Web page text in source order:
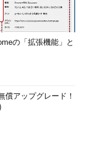
の「拡張機能」と
償アップグレード！